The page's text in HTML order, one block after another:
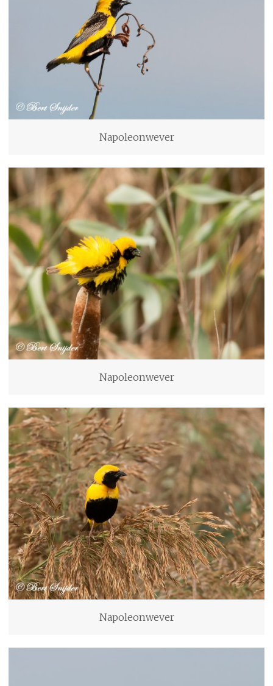
Napoleonwever
Napoleonwever
Napoleonwever